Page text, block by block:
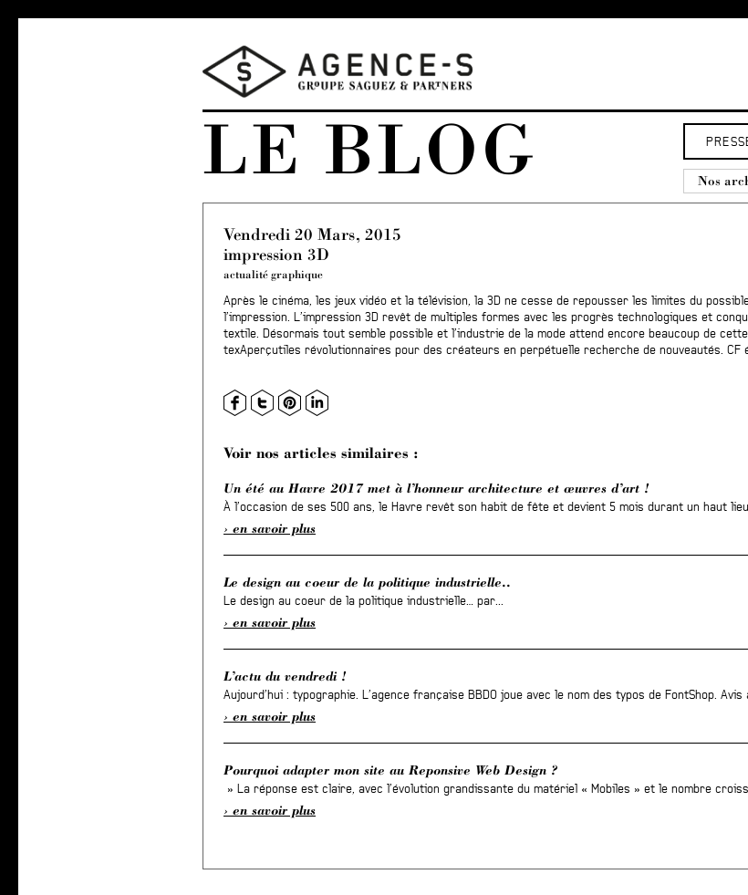
LE BLOG Nos
Vendredi 20 Mars, 2015
impression 3D
actualité graphique
Après le cinéma, les jeux vidéo et la télévision, la 3D ne cesse de repousser les limites du
l’impression. L’impression 3D revêt de multiples formes avec les progrès technologiques et
textile. Désormais tout semble possible et l’industrie de la mode attend encore beaucoup de
texAperçutiles révolutionnaires pour des créateurs en perpétuelle recherche de nouveautés. CF
Voir nos articles similaires :
Un été au Havre 2017 met à l’honneur architecture et œuvres d’art !
À l’occasion de ses 500 ans, le Havre revêt son habit de fête et devient 5 mois durant un haut
en savoir plus
Le design au coeur de la politique industrielle..
Le design au coeur de la politique industrielle… par...
en savoir plus
L’actu du vendredi !
Aujourd’hui : typographie. L’agence française BBDO joue avec le nom des typos de FontShop. Avis
en savoir plus
Pourquoi adapter mon site au Reponsive Web Design ?
» La réponse est claire, avec l’évolution grandissante du matériel « Mobiles » et le nombre
en savoir plus